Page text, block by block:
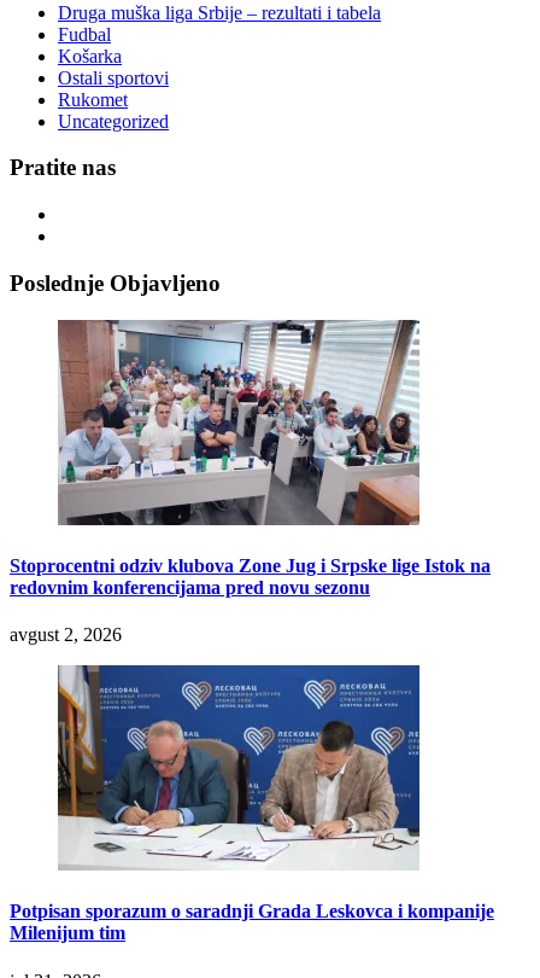
Druga muška liga Srbije – rezultati i tabela
Fudbal
Košarka
Ostali sportovi
Rukomet
Uncategorized
Pratite nas
Poslednje Objavljeno
Stoprocentni odziv klubova Zone Jug i Srpske lige Istok na
redovnim konferencijama pred novu sezonu
avgust 2, 2026
Potpisan sporazum o saradnji Grada Leskovca i kompanije
Milenijum tim